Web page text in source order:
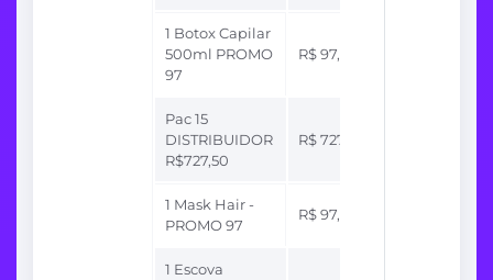
1 Botox Capilar
500ml PROMO
97
R$ 97,00
Pac 15
DISTRIBUIDOR
R$727,50
R$ 727,50
1 Mask Hair -
PROMO 97
R$ 97,00
1 Escova